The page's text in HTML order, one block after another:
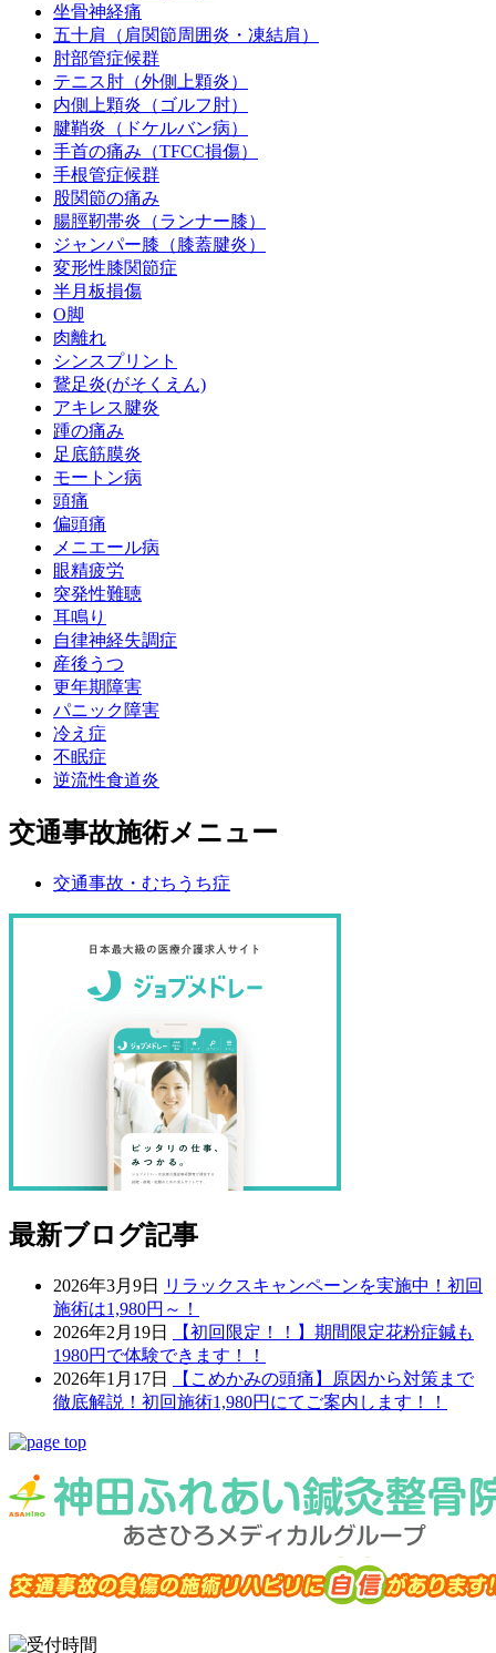
坐骨神経痛
五十肩（肩関節周囲炎・凍結肩）
肘部管症候群
テニス肘（外側上顆炎）
内側上顆炎（ゴルフ肘）
腱鞘炎（ドケルバン病）
手首の痛み（TFCC損傷）
手根管症候群
股関節の痛み
腸脛靭帯炎（ランナー膝）
ジャンパー膝（膝蓋腱炎）
変形性膝関節症
半月板損傷
O脚
肉離れ
シンスプリント
鵞足炎(がそくえん)
アキレス腱炎
踵の痛み
足底筋膜炎
モートン病
頭痛
偏頭痛
メニエール病
眼精疲労
突発性難聴
耳鳴り
自律神経失調症
産後うつ
更年期障害
パニック障害
冷え症
不眠症
逆流性食道炎
交通事故施術メニュー
交通事故・むちうち症
最新ブログ記事
2026年3月9日
リラックスキャンペーンを実施中！初回
施術は1,980円～！
2026年2月19日
【初回限定！！】期間限定花粉症鍼も
1980円で体験できます！！
2026年1月17日
【こめかみの頭痛】原因から対策まで
徹底解説！初回施術1,980円にてご案内します！！